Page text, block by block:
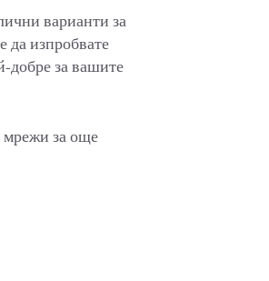
варианти за
да изпробвате
добре за вашите
мрежи за още